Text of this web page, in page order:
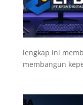
lengkap ini
membangun